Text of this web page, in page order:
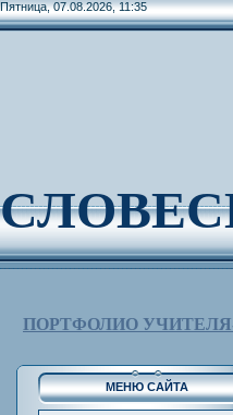
Пятница, 07.08.2026, 11:35
ПОРТФОЛИО
МЕНЮ САЙТА